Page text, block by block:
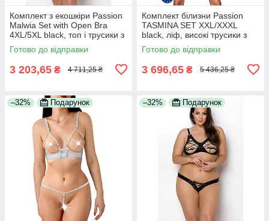
Комплект з екошкіри Passion
Malwia Set with Open Bra
4XL/5XL black, топ і трусики з
люверсами
Готово до відправки
3 203,65 ₴ 4 711,25 ₴
Комплект білизни Passion
TASMINA SET XXL/XXXL
black, ліф, високі трусики з
корсетом ззаду
Готово до відправки
3 696,65 ₴ 5 436,25 ₴
–32% Подарунок –32% Подарунок